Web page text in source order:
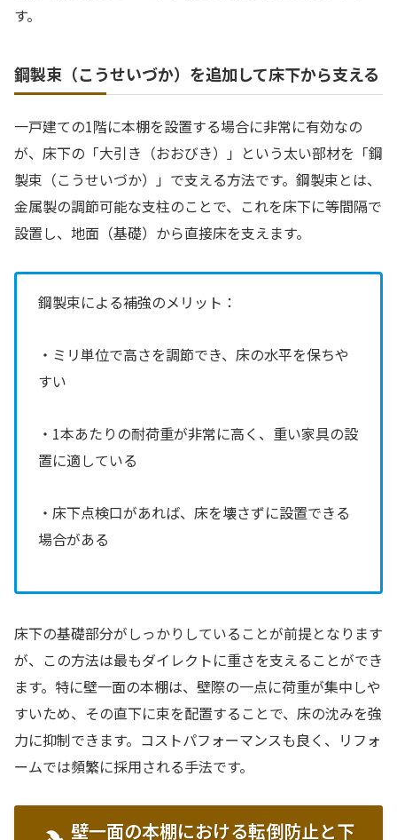
す。
鋼製束（こうせいづか）を追加して床下から支える
一戸建ての1階に本棚を設置する場合に非常に有効なの
が、床下の「大引き（おおびき）」という太い部材を「鋼
製束（こうせいづか）」で支える方法です。鋼製束とは、
金属製の調節可能な支柱のことで、これを床下に等間隔で
設置し、地面（基礎）から直接床を支えます。
鋼製束による補強のメリット：
・ミリ単位で高さを調節でき、床の水平を保ちや
すい
・1本あたりの耐荷重が非常に高く、重い家具の設
置に適している
・床下点検口があれば、床を壊さずに設置できる
場合がある
床下の基礎部分がしっかりしていることが前提となります
が、この方法は最もダイレクトに重さを支えることができ
ます。特に壁一面の本棚は、壁際の一点に荷重が集中しや
すいため、その直下に束を配置することで、床の沈みを強
力に抑制できます。コストパフォーマンスも良く、リフォ
ームでは頻繁に採用される手法です。
壁一面の本棚における転倒防止と下